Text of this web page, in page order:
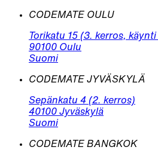
CODEMATE OULU
Torikatu 15 (3. kerros,
90100 Oulu
Suomi
CODEMATE JYVÄSKYLÄ
Sepänkatu 4 (2. kerros)
40100 Jyväskylä
Suomi
CODEMATE BANGKOK